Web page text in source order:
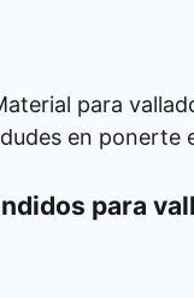
para
en
para